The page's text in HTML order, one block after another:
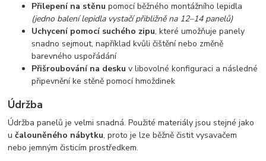
Přilepení na stěnu pomocí běžného montážního lepidla
(jedno balení lepidla vystačí přibližně na 12–14 panelů)
Uchycení pomocí suchého zipu, které umožňuje panely
snadno sejmout, například kvůli čištění nebo změně
barevného uspořádání
Přišroubování na desku v libovolné konfiguraci a následné
připevnění ke stěně pomocí hmoždinek
Údržba
Údržba panelů je velmi snadná. Použité materiály jsou stejné jako
učalouněného nábytku, proto je lze běžně čistit vysavačem
nebo jemným čisticím prostředkem.